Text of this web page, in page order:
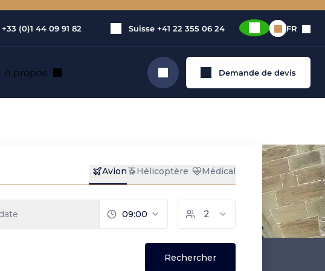
+33 (0)1 44 09 91 82 Suisse +41 22 355 06 24 FR
A propos Rechercher Demande de devis